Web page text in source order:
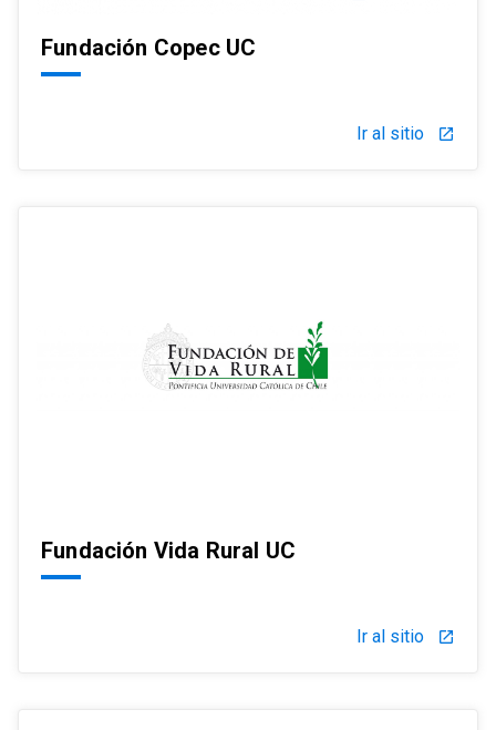
Fundación Copec UC
Ir al sitio launch
Fundación Vida Rural UC
Ir al sitio launch